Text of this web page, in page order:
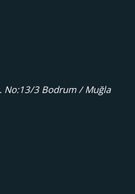
No:13/3 Bodrum / Muğla